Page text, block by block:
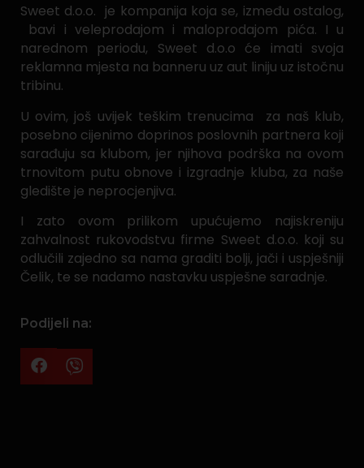
Sweet d.o.o. je kompanija koja se, između ostalog,
bavi i veleprodajom i maloprodajom pića. I u
narednom periodu, Sweet d.o.o će imati svoja
reklamna mjesta na banneru uz aut liniju uz istočnu
tribinu.
U ovim, još uvijek teškim trenucima za naš klub,
posebno cijenimo doprinos poslovnih partnera koji
sarađuju sa klubom, jer njihova podrška na ovom
trnovitom putu obnove i izgradnje kluba, za naše
gledište je neprocjenjiva.
I zato ovom prilikom upućujemo najiskreniju
zahvalnost rukovodstvu firme Sweet d.o.o. koji su
odlučili zajedno sa nama graditi bolji, jači i uspješniji
Čelik, te se nadamo nastavku uspješne saradnje.
Podijeli na: